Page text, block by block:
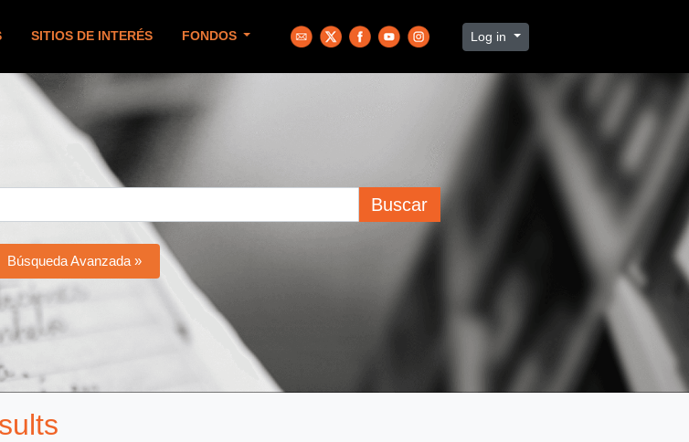
SITIOS DE INTERÉS FONDOS Log in
Buscar
Búsqueda Avanzada »